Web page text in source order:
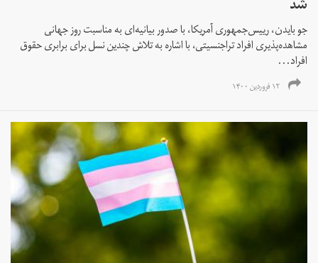
شد
جو بایدن، رییس‌جمهوری آمریکا، با صدور بیانیه‌ای به مناسبت روز جهانی
مشاهده‌پذیری افراد تراجنسیتی، با اشاره به تلاش‌ چندین نسل برای برابری حقوق
افراد...
۱۲ فروردین ۱۴۰۰